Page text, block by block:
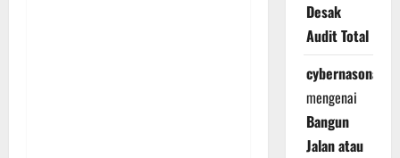
Desak
Audit Total
cybernasonal
mengenai
Bangun
Jalan atau